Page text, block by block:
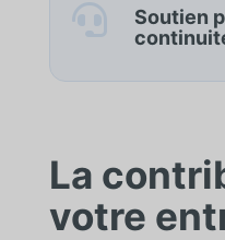

Soutien
La
votre